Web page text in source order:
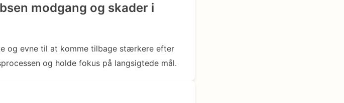
modgang og skader i
og evne til at komme tilbage stærkere efter
og holde fokus på langsigtede mål.